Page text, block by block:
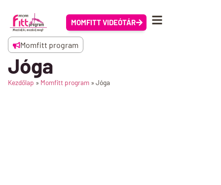
MOMFITT VIDEÓTÁR
Momfitt program
Jóga
Kezdőlap » Momfitt program » Jóga